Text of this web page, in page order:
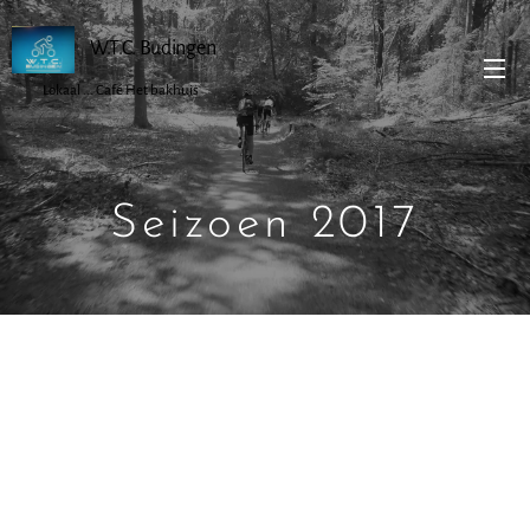
W.T.C. Budingen
Lokaal ... Café Het bakhuis
Seizoen 2017